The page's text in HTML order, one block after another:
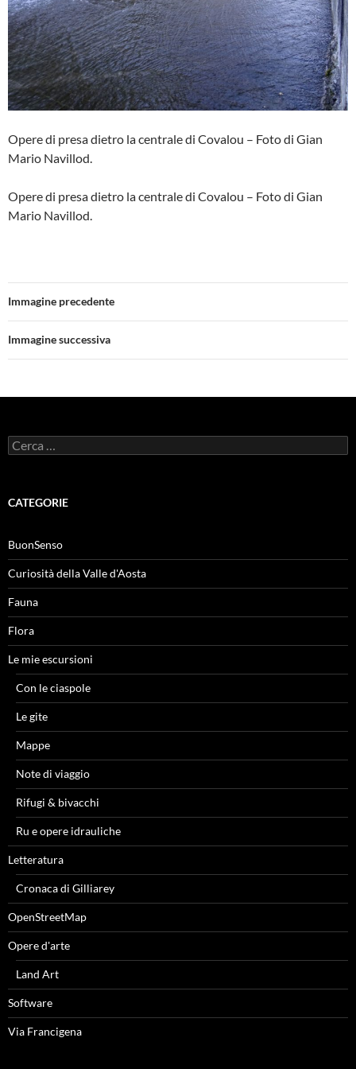
Opere di presa dietro la centrale di Covalou – Foto di Gian
Mario Navillod.
Opere di presa dietro la centrale di Covalou – Foto di Gian
Mario Navillod.
Immagine precedente
Immagine successiva
Ricerca
per:
CATEGORIE
BuonSenso
Curiosità della Valle d'Aosta
Fauna
Flora
Le mie escursioni
Con le ciaspole
Le gite
Mappe
Note di viaggio
Rifugi & bivacchi
Ru e opere idrauliche
Letteratura
Cronaca di Gilliarey
OpenStreetMap
Opere d'arte
Land Art
Software
Via Francigena